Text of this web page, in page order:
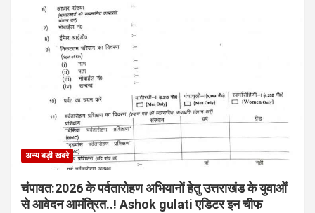
अन्य बड़ी खबरे
चंपावत:2026 के पर्वतारोहण अभियानों हेतु उत्तराखंड के युवाओं
से आवेदन आमंत्रित..! Ashok gulati एडिटर इन चीफ